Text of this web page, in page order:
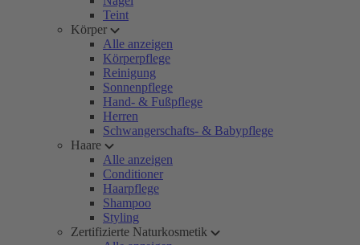
Teint
Körper
Alle anzeigen
Körperpflege
Reinigung
Sonnenpflege
Hand- & Fußpflege
Herren
Schwangerschafts- & Babypflege
Haare
Alle anzeigen
Conditioner
Haarpflege
Shampoo
Styling
Zertifizierte Naturkosmetik